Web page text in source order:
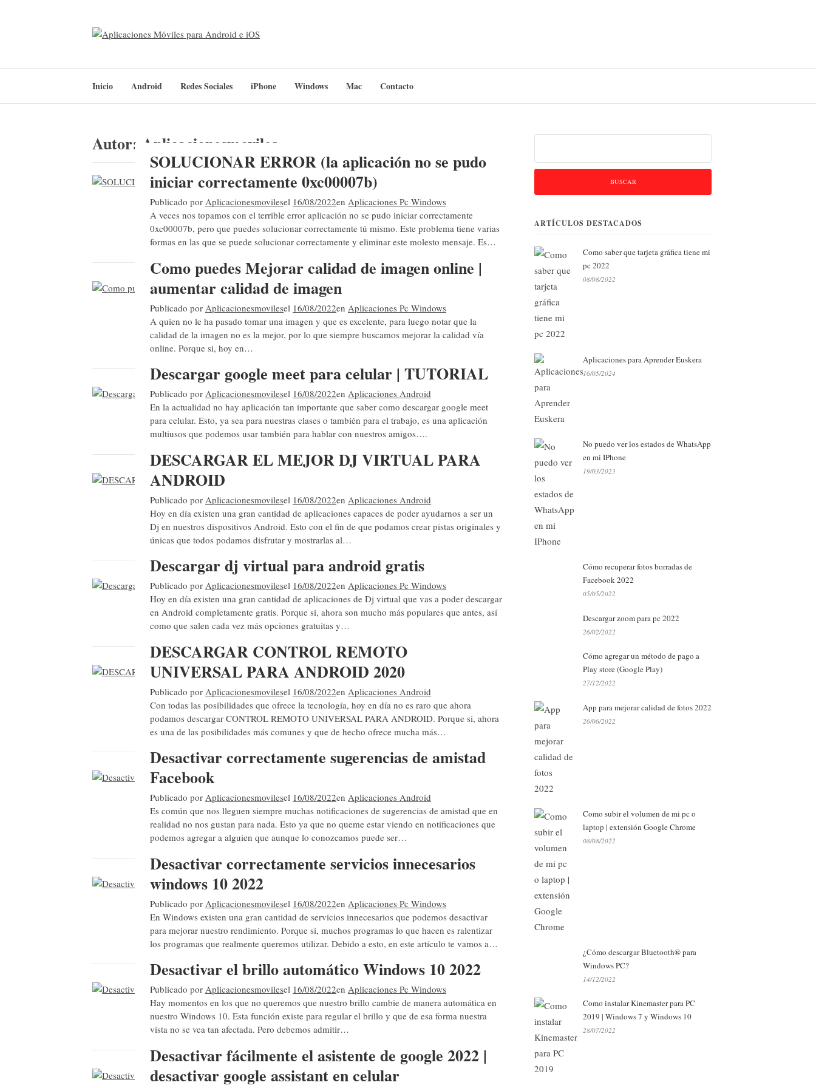
Inicio Android Redes Sociales iPhone Windows Mac Contacto
Autor: Aplicacionesmoviles
SOLUCIONAR ERROR (la aplicación no se pudo
iniciar correctamente 0xc00007b)
Publicado por Aplicacionesmovilesel 16/08/2022en Aplicaciones Pc Windows
A veces nos topamos con el terrible error aplicación no se pudo iniciar correctamente
0xc00007b, pero que puedes solucionar correctamente tú mismo. Este problema tiene varias
formas en las que se puede solucionar correctamente y eliminar este molesto mensaje. Es…
Como puedes Mejorar calidad de imagen online |
aumentar calidad de imagen
Publicado por Aplicacionesmovilesel 16/08/2022en Aplicaciones Pc Windows
A quien no le ha pasado tomar una imagen y que es excelente, para luego notar que la
calidad de la imagen no es la mejor, por lo que siempre buscamos mejorar la calidad vía
online. Porque si, hoy en…
Descargar google meet para celular | TUTORIAL
Publicado por Aplicacionesmovilesel 16/08/2022en Aplicaciones Android
En la actualidad no hay aplicación tan importante que saber como descargar google meet
para celular. Esto, ya sea para nuestras clases o también para el trabajo, es una aplicación
multiusos que podemos usar también para hablar con nuestros amigos….
DESCARGAR EL MEJOR DJ VIRTUAL PARA
ANDROID
Publicado por Aplicacionesmovilesel 16/08/2022en Aplicaciones Android
Hoy en día existen una gran cantidad de aplicaciones capaces de poder ayudarnos a ser un
Dj en nuestros dispositivos Android. Esto con el fin de que podamos crear pistas originales y
únicas que todos podamos disfrutar y mostrarlas al…
Descargar dj virtual para android gratis
Publicado por Aplicacionesmovilesel 16/08/2022en Aplicaciones Pc Windows
Hoy en día existen una gran cantidad de aplicaciones de Dj virtual que vas a poder descargar
en Android completamente gratis. Porque si, ahora son mucho más populares que antes, así
como que salen cada vez más opciones gratuitas y…
DESCARGAR CONTROL REMOTO
UNIVERSAL PARA ANDROID 2020
Publicado por Aplicacionesmovilesel 16/08/2022en Aplicaciones Android
Con todas las posibilidades que ofrece la tecnología, hoy en día no es raro que ahora
podamos descargar CONTROL REMOTO UNIVERSAL PARA ANDROID. Porque si, ahora
es una de las posibilidades más comunes y que de hecho ofrece mucha más…
Desactivar correctamente sugerencias de amistad
Facebook
Publicado por Aplicacionesmovilesel 16/08/2022en Aplicaciones Android
Es común que nos lleguen siempre muchas notificaciones de sugerencias de amistad que en
realidad no nos gustan para nada. Esto ya que no queme estar viendo en notificaciones que
podemos agregar a alguien que aunque lo conozcamos puede ser…
Desactivar correctamente servicios innecesarios
windows 10 2022
Publicado por Aplicacionesmovilesel 16/08/2022en Aplicaciones Pc Windows
En Windows existen una gran cantidad de servicios innecesarios que podemos desactivar
para mejorar nuestro rendimiento. Porque si, muchos programas lo que hacen es ralentizar
los programas que realmente queremos utilizar. Debido a esto, en este artículo te vamos a…
Desactivar el brillo automático Windows 10 2022
Publicado por Aplicacionesmovilesel 16/08/2022en Aplicaciones Pc Windows
Hay momentos en los que no queremos que nuestro brillo cambie de manera automática en
nuestro Windows 10. Esta función existe para regular el brillo y que de esa forma nuestra
vista no se vea tan afectada. Pero debemos admitir…
Desactivar fácilmente el asistente de google 2022 |
desactivar google assistant en celular
ARTÍCULOS DESTACADOS
Como saber que tarjeta gráfica tiene mi
pc 2022
08/08/2022
Aplicaciones para Aprender Euskera
16/05/2024
No puedo ver los estados de WhatsApp
en mi IPhone
19/03/2023
Cómo recuperar fotos borradas de
Facebook 2022
05/05/2022
Descargar zoom para pc 2022
26/02/2022
Cómo agregar un método de pago a
Play store (Google Play)
27/12/2022
App para mejorar calidad de fotos 2022
26/06/2022
Como subir el volumen de mi pc o
laptop | extensión Google Chrome
08/08/2022
¿Cómo descargar Bluetooth® para
Windows PC?
14/12/2022
Como instalar Kinemaster para PC
2019 | Windows 7 y Windows 10
28/07/2022